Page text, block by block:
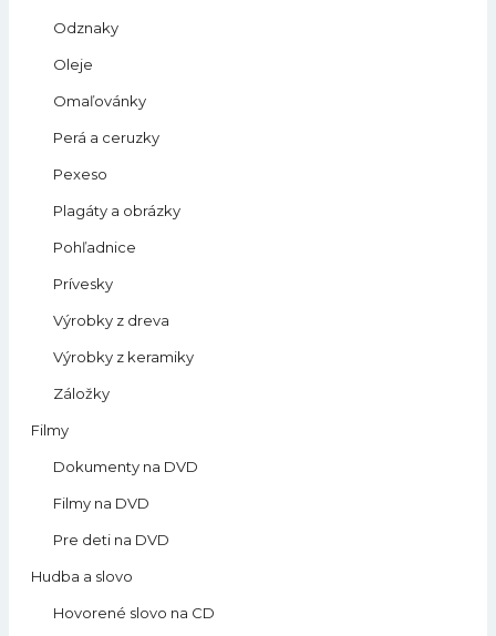
Odznaky
Oleje
Omaľovánky
Perá a ceruzky
Pexeso
Plagáty a obrázky
Pohľadnice
Prívesky
Výrobky z dreva
Výrobky z keramiky
Záložky
Filmy
Dokumenty na DVD
Filmy na DVD
Pre deti na DVD
Hudba a slovo
Hovorené slovo na CD